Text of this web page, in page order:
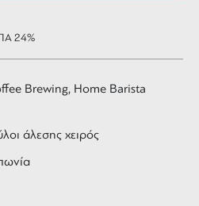
24%
Brewing, Home Barista
άλεσης χειρός